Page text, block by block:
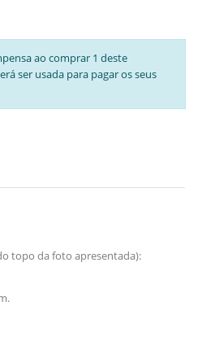
ao comprar 1 deste
ser usada para pagar os seus
topo da foto apresentada):